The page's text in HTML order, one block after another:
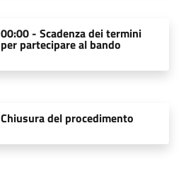
00:00 - Scadenza dei termini
per partecipare al bando
Chiusura del procedimento